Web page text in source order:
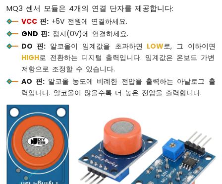
ESP32
-
다
중
두
노
나
노
ESP32
-
스
위
MQ3 센서 모듈은 4개의 연결 단자를 제공합니다:
VCC 핀: +5V 전원에 연결하세요.
GND 핀: 접지(0V)에 연결하세요.
DO 핀: 알코올이 임계값을 초과하면 LOW로, 그 이하이면
HIGH로 전환하는 디지털 출력입니다. 임계값은 온보드 가변
저항으로 조정할 수 있습니다.
AO 핀:알코올 농도에 비례한 전압을 출력하는 아날로그 출
력입니다. 알코올이 많을수록 더 높은 전압을 출력합니다.